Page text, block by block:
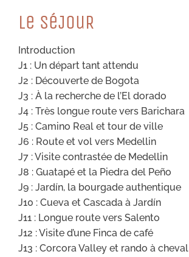
Le SéJouR
Introduction
J1 : Un départ tant attendu
J2 : Découverte de Bogota
J3 : À la recherche de l’El dorado
J4 : Très longue route vers Barichara
J5 : Camino Real et tour de ville
J6 : Route et vol vers Medellin
J7 : Visite contrastée de Medellin
J8 : Guatapé et la Piedra del Peño
J9 : Jardín, la bourgade authentique
J10 : Cueva et Cascada à Jardín
J11 : Longue route vers Salento
J12 : Visite d’une Finca de café
J13 : Corcora Valley et rando à cheval